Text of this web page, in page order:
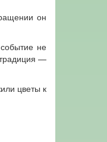
он
не
—
цветы к